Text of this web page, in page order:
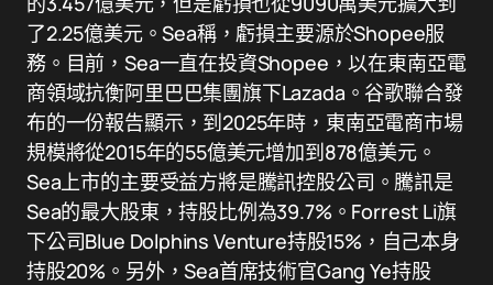
了2.25億美元。Sea稱，虧損主要源於Shopee服
務。目前，Sea一直在投資Shopee，以在東南亞電
商領域抗衡阿里巴巴集團旗下Lazada。谷歌聯合發
布的一份報告顯示，到2025年時，東南亞電商市場
規模將從2015年的55億美元增加到878億美元。
Sea上市的主要受益方將是騰訊控股公司。騰訊是
Sea的最大股東，持股比例為39.7%。Forrest Li旗
下公司Blue Dolphins Venture持股15%，自己本身
持股20%。另外，Sea首席技術官Gang Ye持股